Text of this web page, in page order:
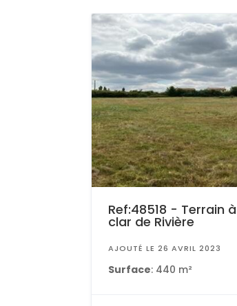
Ref:48518 - Terrain
clar de Rivière
AJOUTÉ LE 26 AVRIL 2023
Surface: 440 m²